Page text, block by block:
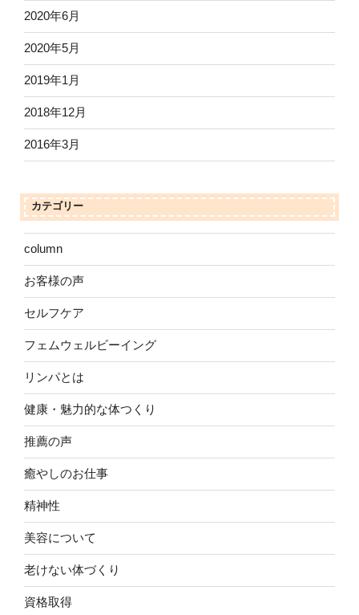
2020年6月
2020年5月
2019年1月
2018年12月
2016年3月
カテゴリー
column
お客様の声
セルフケア
フェムウェルビーイング
リンパとは
健康・魅力的な体つくり
推薦の声
癒やしのお仕事
精神性
美容について
老けない体づくり
資格取得